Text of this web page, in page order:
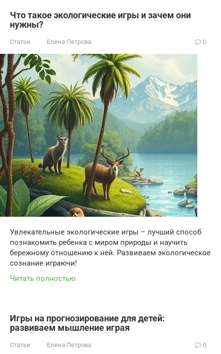
Что такое экологические игры и зачем они
нужны?
Статьи Елена Петрова 0
Увлекательные экологические игры – лучший способ
познакомить ребенка с миром природы и научить
бережному отношению к ней. Развиваем экологическое
сознание играючи!
Читать полностью
Игры на прогнозирование для детей:
развиваем мышление играя
Статьи Елена Петрова 0